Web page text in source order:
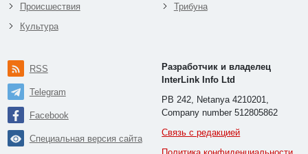
Происшествия
Культура
Трибуна
RSS
Telegram
Facebook
Специальная версия сайта
Разработчик и владелец
InterLink Info Ltd
PB 242, Netanya 4210201,
Company number 512805862
Связь с редакцией